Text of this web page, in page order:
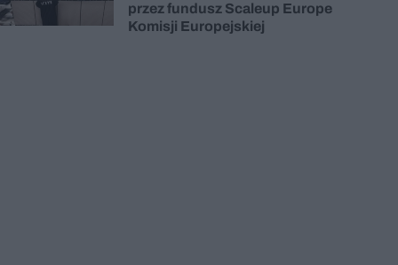
przez fundusz Scaleup Europe
Komisji Europejskiej